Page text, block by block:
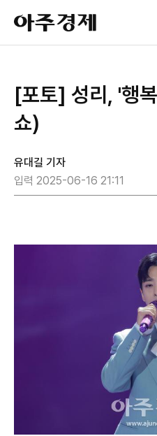
아
주
경
[포토] 성리, '행
쇼)
유대길 기자
입력 2025-06-16 21:11